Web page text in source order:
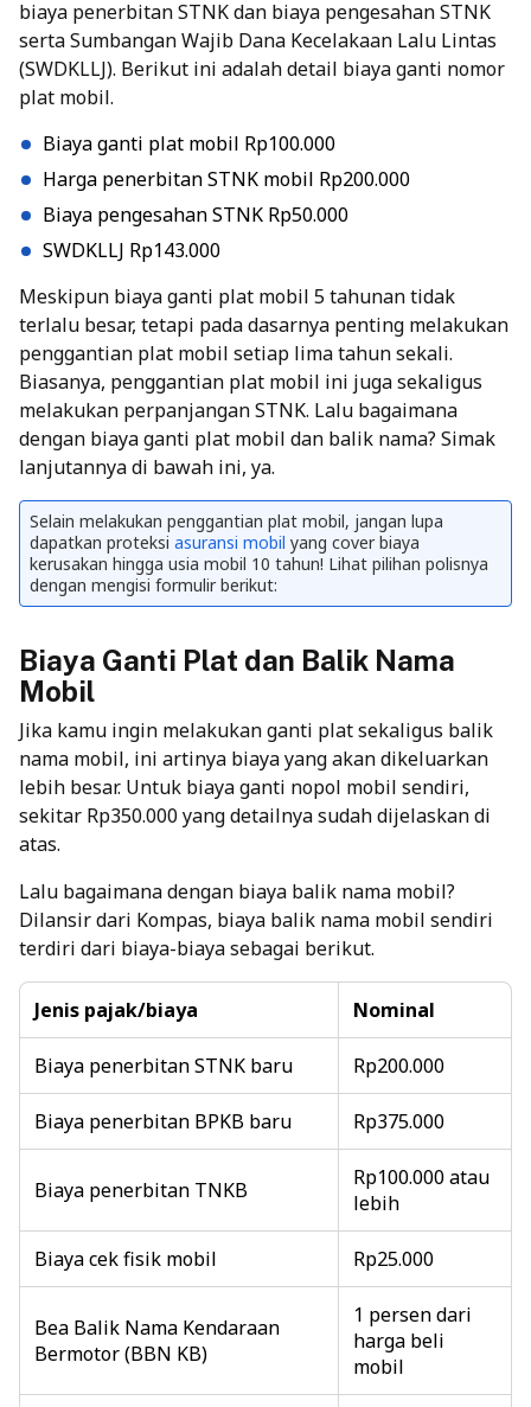
biaya penerbitan STNK dan biaya pengesahan STNK
serta Sumbangan Wajib Dana Kecelakaan Lalu Lintas
(SWDKLLJ). Berikut ini adalah detail biaya ganti nomor
plat mobil.
Biaya ganti plat mobil Rp100.000
Harga penerbitan STNK mobil Rp200.000
Biaya pengesahan STNK Rp50.000
SWDKLLJ Rp143.000
Meskipun biaya ganti plat mobil 5 tahunan tidak
terlalu besar, tetapi pada dasarnya penting melakukan
penggantian plat mobil setiap lima tahun sekali.
Biasanya, penggantian plat mobil ini juga sekaligus
melakukan perpanjangan STNK. Lalu bagaimana
dengan biaya ganti plat mobil dan balik nama? Simak
lanjutannya di bawah ini, ya.
Selain melakukan penggantian plat mobil, jangan lupa
dapatkan proteksi asuransi mobil yang cover biaya
kerusakan hingga usia mobil 10 tahun! Lihat pilihan polisnya
dengan mengisi formulir berikut:
Biaya Ganti Plat dan Balik Nama
Mobil
Jika kamu ingin melakukan ganti plat sekaligus balik
nama mobil, ini artinya biaya yang akan dikeluarkan
lebih besar. Untuk biaya ganti nopol mobil sendiri,
sekitar Rp350.000 yang detailnya sudah dijelaskan di
atas.
Lalu bagaimana dengan biaya balik nama mobil?
Dilansir dari Kompas, biaya balik nama mobil sendiri
terdiri dari biaya-biaya sebagai berikut.
Jenis pajak/biaya Nominal
Biaya penerbitan STNK baru Rp200.000
Biaya penerbitan BPKB baru Rp375.000
Biaya penerbitan TNKB
Rp100.000 atau
lebih
Biaya cek fisik mobil Rp25.000
Bea Balik Nama Kendaraan
Bermotor (BBN KB)
1 persen dari
harga beli
mobil